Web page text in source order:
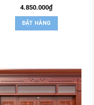
4.850.000₫
ĐẶT HÀNG